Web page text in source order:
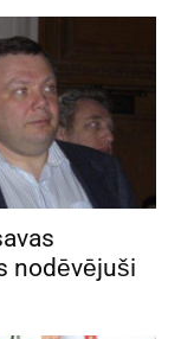
nodēvējuši